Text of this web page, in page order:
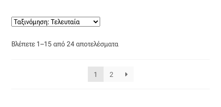
Βλέπετε 1–15 από 24 αποτελέσματαSorted
1
2